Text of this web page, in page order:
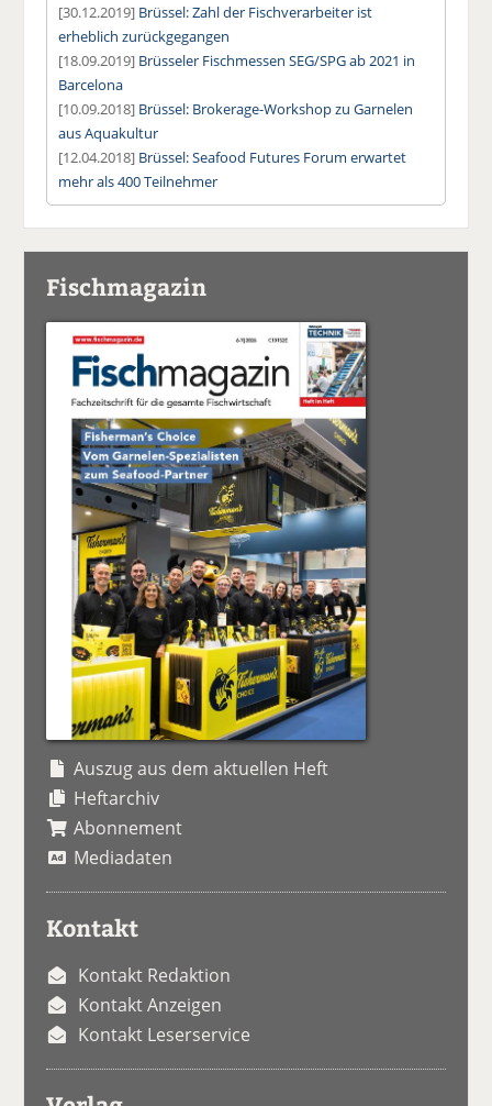
[30.12.2019] Brüssel: Zahl der Fischverarbeiter ist
erheblich zurückgegangen
[18.09.2019] Brüsseler Fischmessen SEG/SPG ab 2021 in
Barcelona
[10.09.2018] Brüssel: Brokerage-Workshop zu Garnelen
aus Aquakultur
[12.04.2018] Brüssel: Seafood Futures Forum erwartet
mehr als 400 Teilnehmer
Fischmagazin
Auszug aus dem aktuellen Heft
Heftarchiv
Abonnement
Mediadaten
Kontakt
Kontakt Redaktion
Kontakt Anzeigen
Kontakt Leserservice